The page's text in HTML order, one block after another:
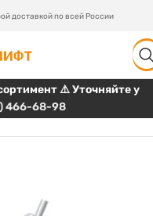
доставкой по всей России
⚠️ Уточняйте у
466-68-98